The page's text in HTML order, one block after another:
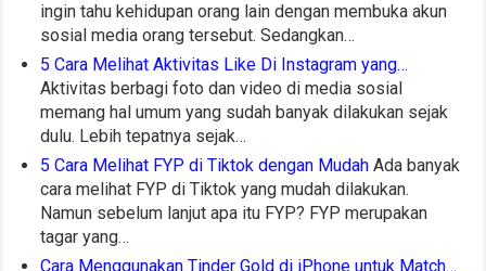
ingin tahu kehidupan orang lain dengan membuka akun
sosial media orang tersebut. Sedangkan…
5 Cara Melihat Aktivitas Like Di Instagram yang…
Aktivitas berbagi foto dan video di media sosial
memang hal umum yang sudah banyak dilakukan sejak
dulu. Lebih tepatnya sejak…
5 Cara Melihat FYP di Tiktok dengan Mudah Ada banyak
cara melihat FYP di Tiktok yang mudah dilakukan.
Namun sebelum lanjut apa itu FYP? FYP merupakan
tagar yang…
Cara Menggunakan Tinder Gold di iPhone untuk Match…